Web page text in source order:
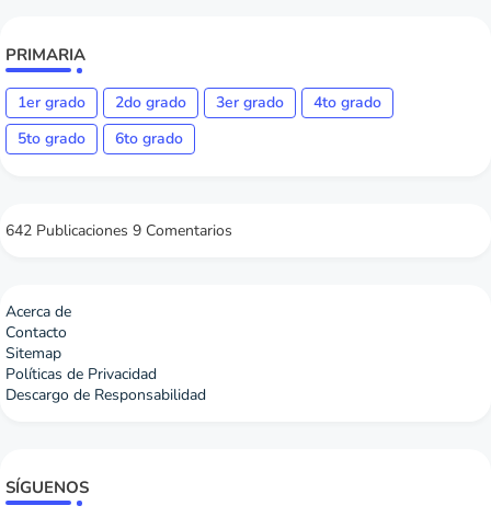
PRIMARIA
1er grado 2do grado 3er grado
4to grado
5to grado
6to grado
642 Publicaciones 9 Comentarios
Acerca de
Contacto
Sitemap
Políticas de Privacidad
Descargo de Responsabilidad
SÍGUENOS